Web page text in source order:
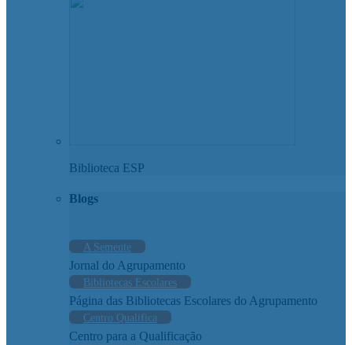
Biblioteca ESP
Blogs
A Semente
Jornal do Agrupamento
Bibliotecas Escolares
Página das Bibliotecas Escolares do Agrupamento
Centro Qualifica
Centro para a Qualificação